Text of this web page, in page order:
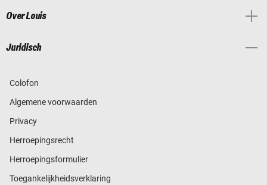
Over Louis
Juridisch
Colofon
Algemene voorwaarden
Privacy
Herroepingsrecht
Herroepingsformulier
Toegankelijkheidsverklaring